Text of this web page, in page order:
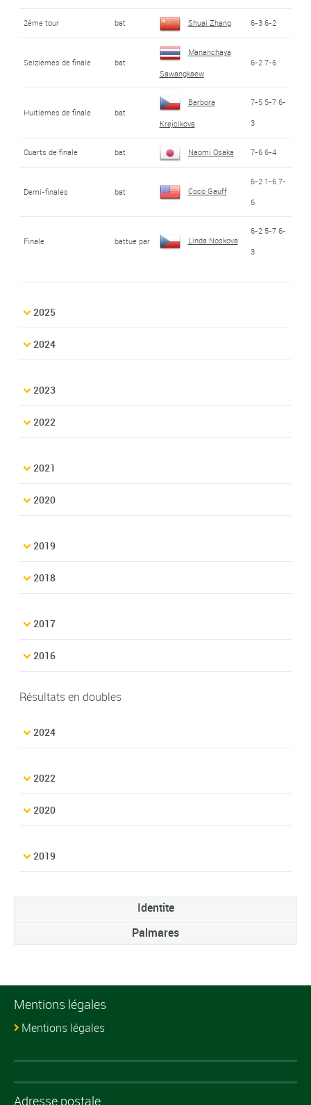
2ème tour bat Shuai Zhang 6-3 6-2
Seizièmes de finale bat
Mananchaya
Sawangkaew
6-2 7-6
Huitièmes de finale bat
Barbora
Krejcikova
7-5 5-7 6-
3
Quarts de finale bat Naomi Osaka 7-6 6-4
Demi-finales bat Coco Gauff
6-2 1-6 7-
6
Finale battue par Linda Noskova
6-2 5-7 6-
3
2025
2024
2023
2022
2021
2020
2019
2018
2017
2016
Résultats en doubles
2024
2022
2020
2019
Identite
Palmares
Mentions légales
Mentions légales
Adresse postale